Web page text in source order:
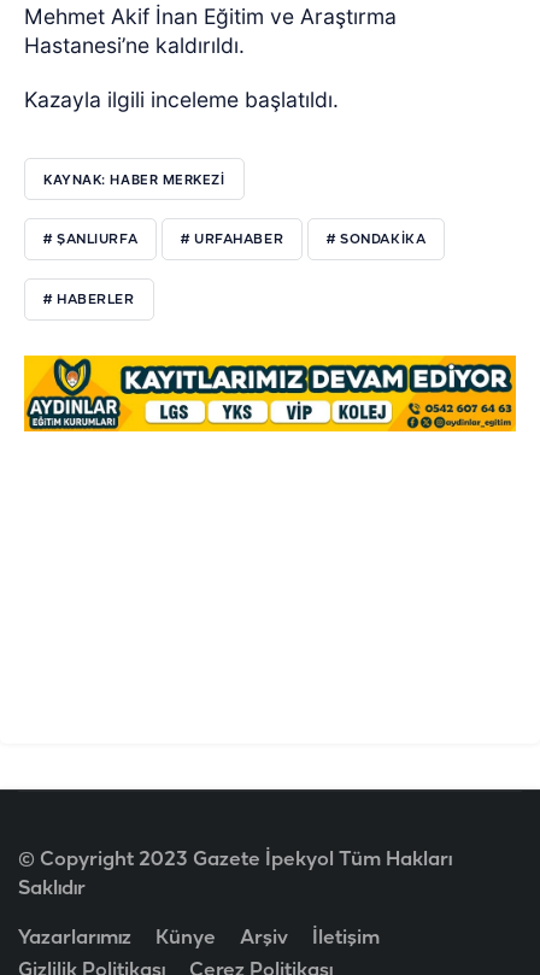
Mehmet Akif İnan Eğitim ve Araştırma
Hastanesi’ne kaldırıldı.
Kazayla ilgili inceleme başlatıldı.
KAYNAK: HABER MERKEZI
# ŞANLIURFA # URFAHABER # SONDAKIKA
# HABERLER
© Copyright 2023 Gazete İpekyol Tüm Hakları
Saklıdır
Yazarlarımız Künye Arşiv
İletişim
Gizlilik Politikası
Çerez Politikası